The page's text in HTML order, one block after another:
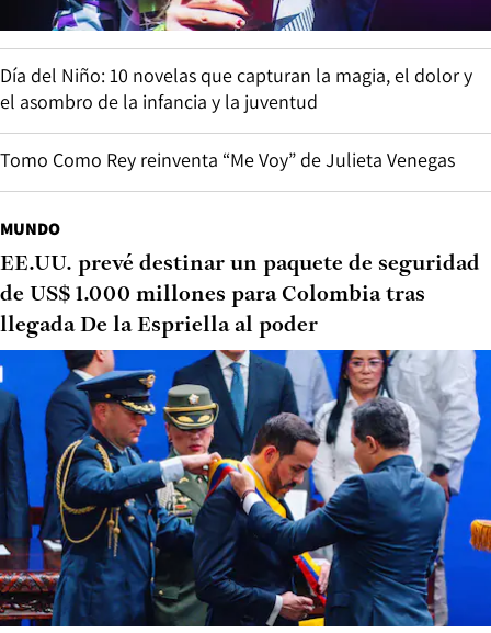
Día del Niño: 10 novelas que capturan la magia, el dolor y
el asombro de la infancia y la juventud
Tomo Como Rey reinventa “Me Voy” de Julieta Venegas
MUNDO
EE.UU. prevé destinar un paquete de seguridad
de US$ 1.000 millones para Colombia tras
llegada De la Espriella al poder